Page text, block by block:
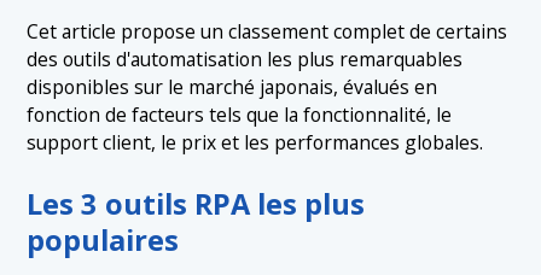
Cet article propose un classement complet de certains
des outils d'automatisation les plus remarquables
disponibles sur le marché japonais, évalués en
fonction de facteurs tels que la fonctionnalité, le
support client, le prix et les performances globales.
Les 3 outils RPA les plus
populaires